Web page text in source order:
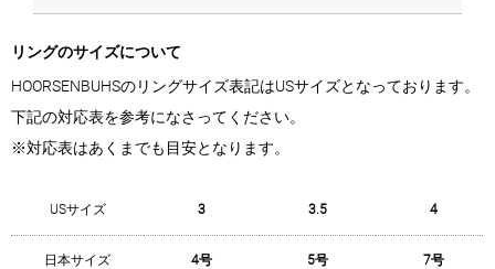
リングのサイズについて
HOORSENBUHSのリングサイズ表記はUSサイズとなっております。
下記の対応表を参考になさってください。
※対応表はあくまでも目安となります。
USサイズ 3 3.5 4
日本サイズ 4号 5号 7号